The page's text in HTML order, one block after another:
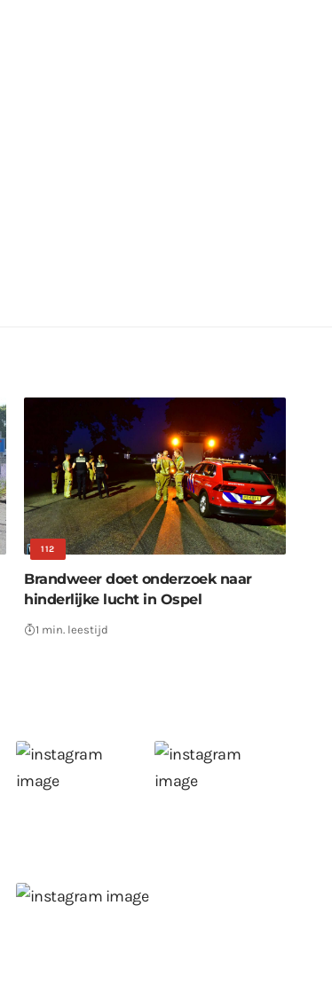
112
Brandweer doet onderzoek naar
hinderlijke lucht in Ospel
1 min. leestijd